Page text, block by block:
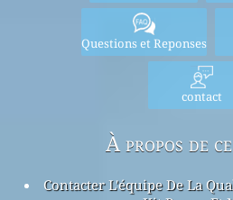
Questions et Reponses
contact
À propos de
Contacter L'équipe De La